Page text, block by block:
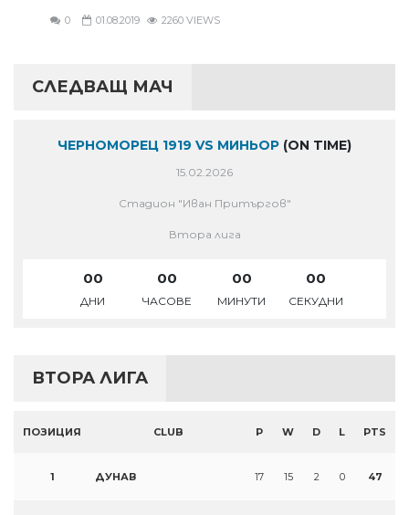
0 01.08.2019 2260 VIEWS
СЛЕДВАЩ МАЧ
ЧЕРНОМОРЕЦ 1919 VS МИНЬОР (ON TIME)
15.02.2026
Стадион "Иван Притъргов"
Втора лига
00
ДНИ
00
ЧАСОВЕ
00
МИНУТИ
00
СЕКУДНИ
ВТОРА ЛИГА
ПОЗИЦИЯ CLUB P W D L PTS
1 ДУНАВ 17 15 2 0 47